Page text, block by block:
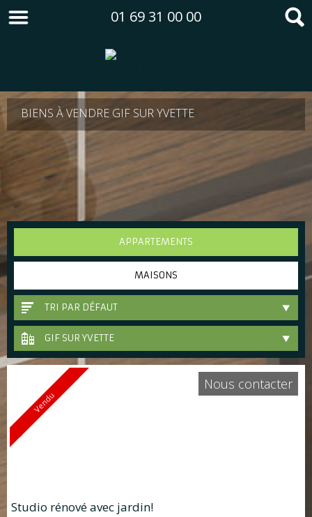
01 69 31 00 00
BIENS À VENDRE GIF SUR YVETTE
APPARTEMENTS
MAISONS
TRI PAR DÉFAUT
GIF SUR YVETTE
Vendu
Studio rénové avec jardin!
Nous contacter